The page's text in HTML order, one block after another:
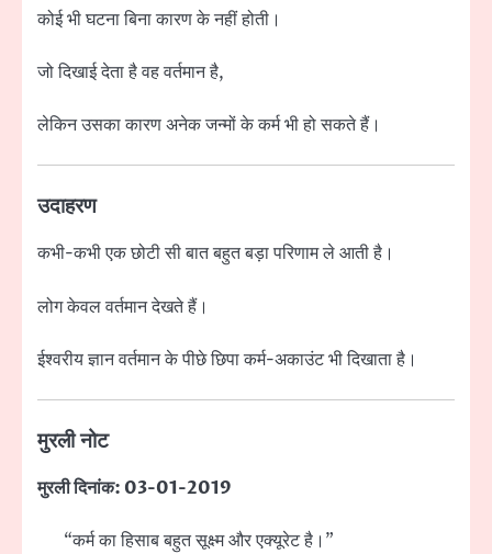
कोई भी घटना बिना कारण के नहीं होती।
जो दिखाई देता है वह वर्तमान है,
लेकिन उसका कारण अनेक जन्मों के कर्म भी हो सकते हैं।
उदाहरण
कभी-कभी एक छोटी सी बात बहुत बड़ा परिणाम ले आती है।
लोग केवल वर्तमान देखते हैं।
ईश्वरीय ज्ञान वर्तमान के पीछे छिपा कर्म-अकाउंट भी दिखाता है।
मुरली नोट
मुरली दिनांक: 03-01-2019
“कर्म का हिसाब बहुत सूक्ष्म और एक्यूरेट है।”